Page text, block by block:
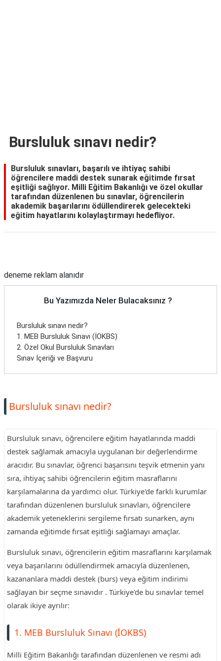
Bursluluk sınavı nedir?
Bursluluk sınavları, başarılı ve ihtiyaç sahibi
öğrencilere maddi destek sunarak eğitimde fırsat
eşitliği sağlıyor. Milli Eğitim Bakanlığı ve özel okullar
tarafından düzenlenen bu sınavlar, öğrencilerin
akademik başarılarını ödüllendirerek gelecekteki
eğitim hayatlarını kolaylaştırmayı hedefliyor.
deneme reklam alanıdır
Bu Yazımızda Neler Bulacaksınız ?
Bursluluk sınavı nedir?
1. MEB Bursluluk Sınavı (İOKBS)
2. Özel Okul Bursluluk Sınavları
Sınav İçeriği ve Başvuru
Bursluluk sınavı nedir?
Bursluluk sınavı, öğrencilere eğitim hayatlarında maddi
destek sağlamak amacıyla uygulanan bir değerlendirme
aracıdır. Bu sınavlar, öğrenci başarısını teşvik etmenin yanı
sıra, ihtiyaç sahibi öğrencilerin eğitim masraflarını
karşılamalarına da yardımcı olur. Türkiye'de farklı kurumlar
tarafından düzenlenen bursluluk sınavları, öğrencilere
akademik yeteneklerini sergileme fırsatı sunarken, aynı
zamanda eğitimde fırsat eşitliği sağlamayı amaçlar.
Bursluluk sınavı, öğrencilerin eğitim masraflarını karşılamak
veya başarılarını ödüllendirmek amacıyla düzenlenen,
kazananlara maddi destek (burs) veya eğitim indirimi
sağlayan bir seçme sınavıdır . Türkiye'de bu sınavlar temel
olarak ikiye ayrılır:
1. MEB Bursluluk Sınavı (İOKBS)
Milli Eğitim Bakanlığı tarafından düzenlenen ve resmi adı